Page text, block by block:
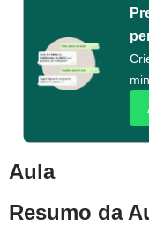
Aula
Resumo da